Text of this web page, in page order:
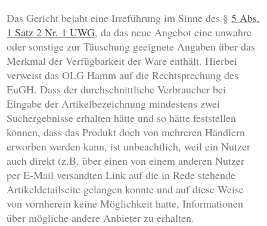
Das Gericht bejaht eine Irreführung im Sinne des §5 Abs.
1 Satz 2 Nr. 1 UWG, da das neue Angebot eine unwahre
oder sonstige zur Täuschung geeignete Angaben über das
Merkmal der Verfügbarkeit der Ware enthält. Hierbei
verweist das OLG Hamm auf die Rechtsprechung des
EuGH. Dass der durchschnittliche Verbraucher bei
Eingabe der Artikelbezeichnung mindestens zwei
Suchergebnisse erhalten hätte und so hätte feststellen
können, dass das Produkt doch von mehreren Händlern
erworben werden kann, ist unbeachtlich, weil ein Nutzer
auch direkt (z.B. über einen von einem anderen Nutzer
per E-Mail versandten Link auf die in Rede stehende
Artikeldetailseite gelangen konnte und auf diese Weise
von vornherein keine Möglichkeit hatte, Informationen
über mögliche andere Anbieter zu erhalten.